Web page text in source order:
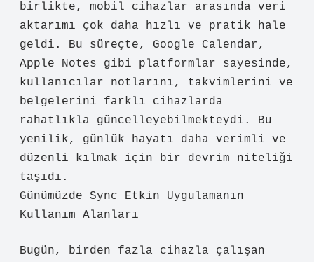
birlikte, mobil cihazlar arasında veri
aktarımı çok daha hızlı ve pratik hale
geldi. Bu süreçte, Google Calendar,
Apple Notes gibi platformlar sayesinde,
kullanıcılar notlarını, takvimlerini ve
belgelerini farklı cihazlarda
rahatlıkla güncelleyebilmekteydi. Bu
yenilik, günlük hayatı daha verimli ve
düzenli kılmak için bir devrim niteliği
taşıdı.
Günümüzde Sync Etkin Uygulamanın
Kullanım Alanları
Bugün, birden fazla cihazla çalışan